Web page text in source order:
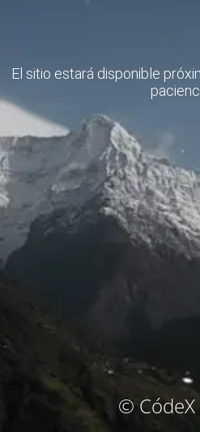
El sitio estará disponible
©